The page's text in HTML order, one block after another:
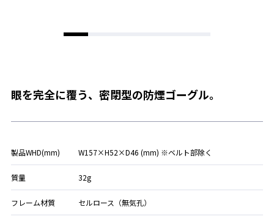
眼を完全に覆う、密閉型の防煙ゴーグル。
製品WHD(mm) W157×H52×D46 (mm) ※ベルト部除く
質量 32g
フレーム材質 セルロース（無気孔）